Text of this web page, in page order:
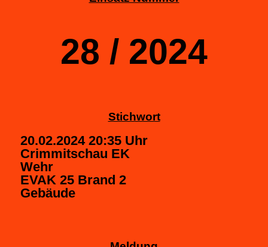
28 / 2024
Stichwort
20.02.2024 20:35 Uhr
Crimmitschau EK
Wehr
EVAK 25 Brand 2
Gebäude